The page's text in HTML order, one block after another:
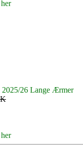
26 Lange Ærmer